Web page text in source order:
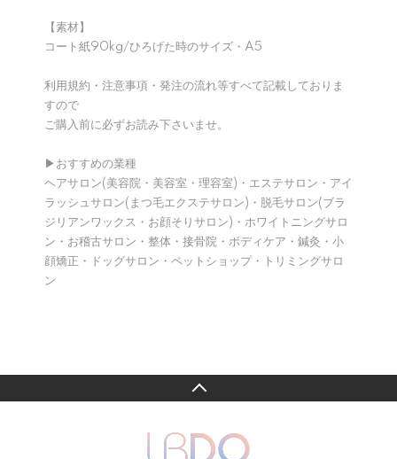
【素材】
コート紙90kg/ひろげた時のサイズ・A5
利用規約・注意事項・発注の流れ等すべて記載しておりま
すので
ご購入前に必ずお読み下さいませ。
▶︎おすすめの業種
ヘアサロン(美容院・美容室・理容室)・エステサロン・アイ
ラッシュサロン(まつ毛エクステサロン)・脱毛サロン(ブラ
ジリアンワックス・お顔そりサロン)・ホワイトニングサロ
ン・お稽古サロン・整体・接骨院・ボディケア・鍼灸・小
顔矯正・ドッグサロン・ペットショップ・トリミングサロ
ン